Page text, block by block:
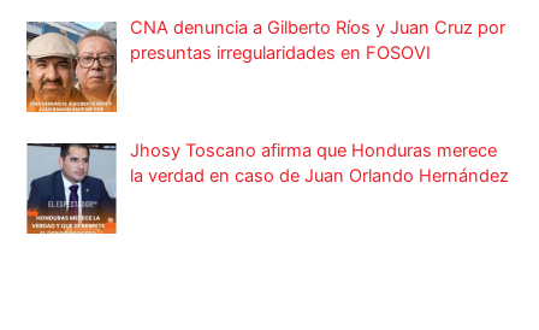
CNA denuncia a Gilberto Ríos y Juan Cruz por
presuntas irregularidades en FOSOVI
Jhosy Toscano afirma que Honduras merece
la verdad en caso de Juan Orlando Hernández